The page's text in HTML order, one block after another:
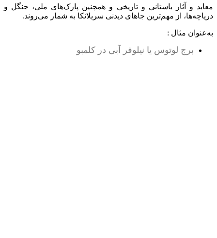
معابد و آثار باستانی و تاریخی و همچنین پارک‌های ملی، جنگل و
دریاچه‌ها، از مهم‌ترین جاهای دیدنی‌ سریلانکا به شمار می‌روند.
به‌عنوان مثال :
برج لوتوس یا نیلوفر آبی در کلمبو